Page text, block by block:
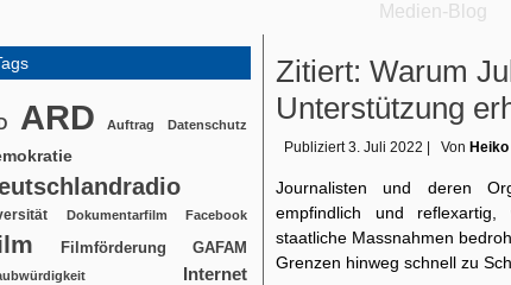
Medien-Blog
ARD Auftrag Datenschutz
Dokumentarfilm Facebook
Filmförderung GAFAM
Internet
Zitiert: Warum
Unterstützung
Publiziert 3. Juli 2022 Von
Journalisten und deren
empfindlich und reflexartig,
staatliche Massnahmen
Grenzen hinweg schnell zu